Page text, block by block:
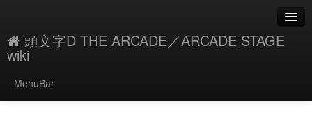
頭文字D THE ARCADE／ARCADE STAGE
wiki
MenuBar